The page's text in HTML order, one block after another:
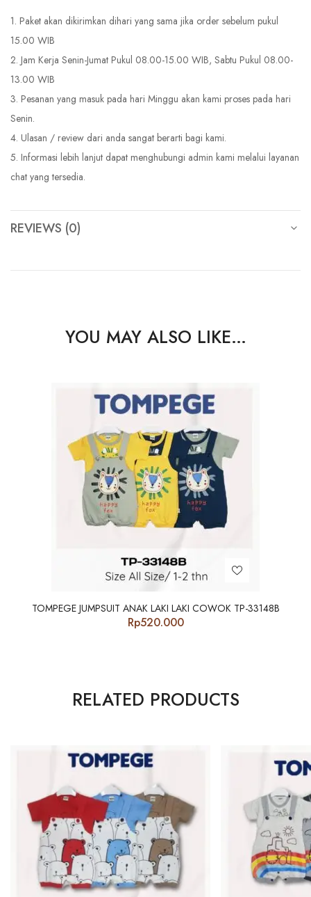
1. Paket akan dikirimkan dihari yang sama jika order sebelum pukul
15.00 WIB
2. Jam Kerja Senin-Jumat Pukul 08.00-15.00 WIB, Sabtu Pukul 08.00-
13.00 WIB
3. Pesanan yang masuk pada hari Minggu akan kami proses pada hari
Senin.
4. Ulasan / review dari anda sangat berarti bagi kami.
5. Informasi lebih lanjut dapat menghubungi admin kami melalui layanan
chat yang tersedia.
REVIEWS (0)
YOU MAY ALSO LIKE…
TOMPEGE JUMPSUIT ANAK LAKI LAKI COWOK TP-33148B
Rp520.000
RELATED PRODUCTS